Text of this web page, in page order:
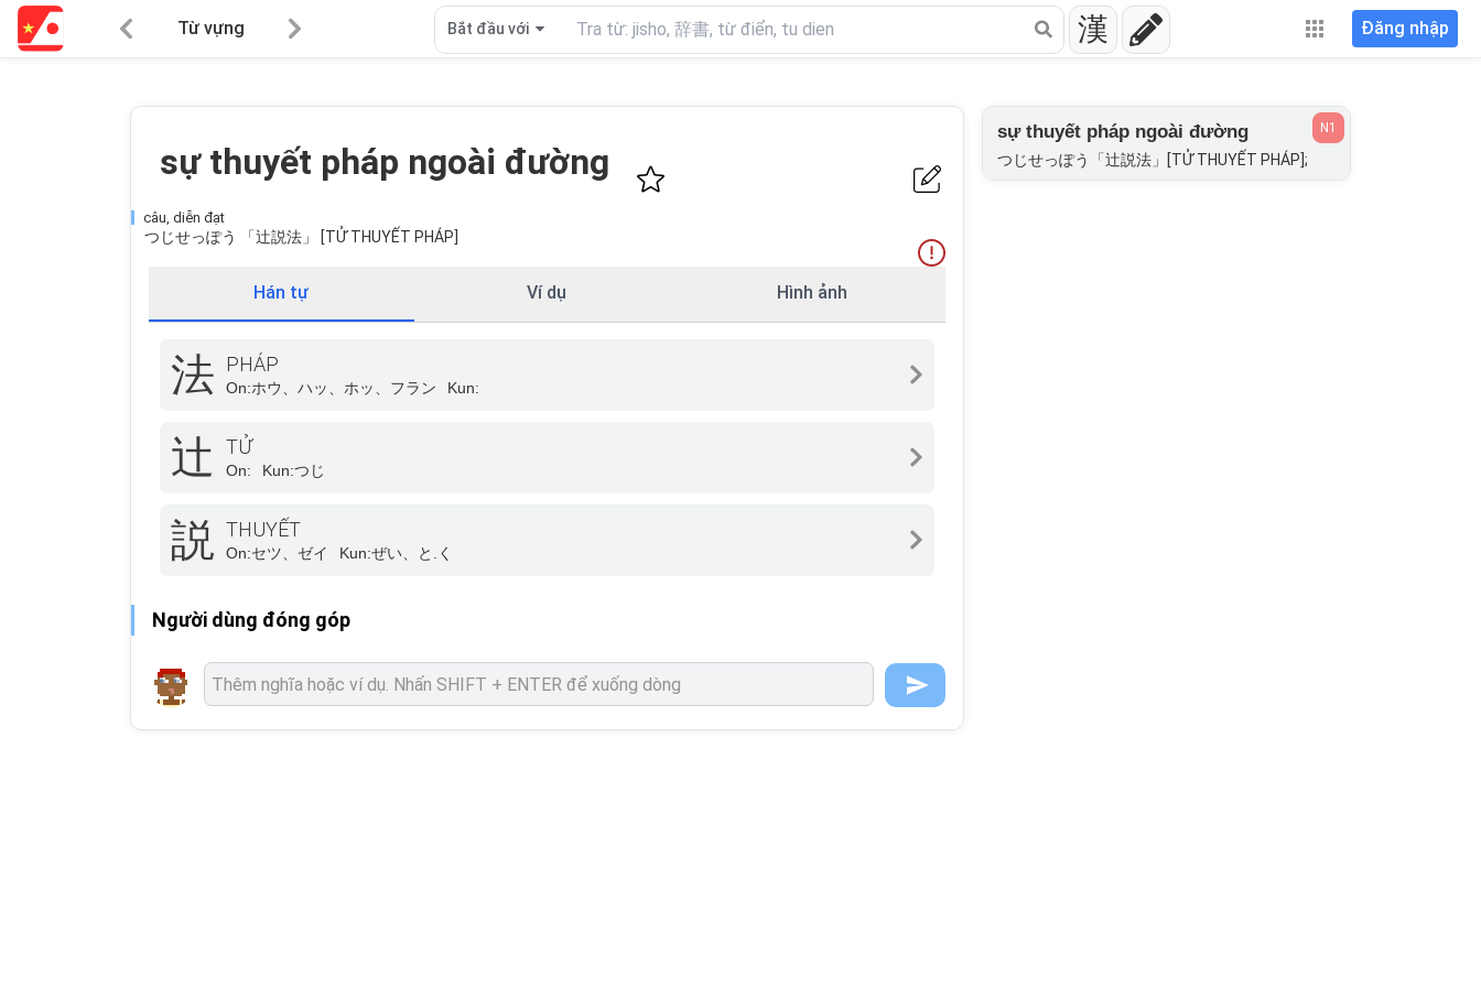
Từ vựng 漢
Bắt đầu với Đăng nhập
sự thuyết pháp ngoài đường
câu, diễn đạt
つじせっぽう 「辻説法」 [TỬ THUYẾT PHÁP]
Hán tự Ví dụ Hình ảnh
法 PHÁP
On:ホウ、ハッ、ホッ、フラン Kun:
辻 TỬ
On: Kun:つじ
説 THUYẾT
On:セツ、ゼイ Kun:ぜい、と.く
Người dùng đóng góp
sự thuyết pháp ngoài đường
つじせっぽう「辻説法」[TỬ THUYẾT PHÁP];
N1